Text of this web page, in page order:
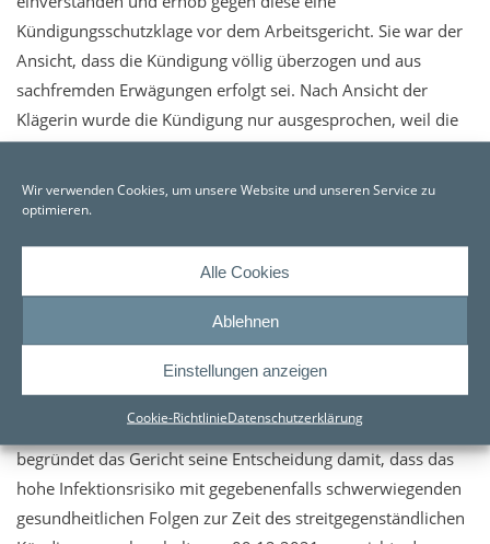
Wir verwenden Cookies, um unsere Website und unseren Service zu
optimieren.
Alle Cookies
Ablehnen
Einstellungen anzeigen
Cookie-RichtlinieDatenschutzerklärung
Kündigungsschutzklage vor dem Arbeitsgericht. Sie war der
Ansicht, dass die Kündigung völlig überzogen und aus
sachfremden Erwägungen erfolgt sei. Nach Ansicht der
Klägerin wurde die Kündigung nur ausgesprochen, weil die
Klägerin immer noch ungeimpft gewesen sei.
Diesen Ausführungen ist das Arbeitsgericht jedoch nicht
Zur Begründung der Entscheidung führt das Arbeitsgericht
aus, dass die Klägerin ihre arbeitsvertragliche Nebenpflicht
zur Rücksichtnahme erheblich verletzt hat. Sie hat dem
beklagten Arbeitgeber ein Testzertifikat vorgelegt, das
unzutreffend bescheinigt, der Antigen-Schnelltest sei von
dem Leistungserbringer selbst durchgeführt worden. Weiter
begründet das Gericht seine Entscheidung damit, dass das
hohe Infektionsrisiko mit gegebenenfalls schwerwiegenden
gesundheitlichen Folgen zur Zeit des streitgegenständlichen